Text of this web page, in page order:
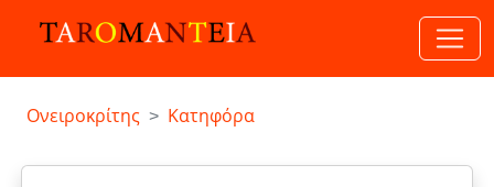
Ονειροκρίτης Κατηφόρα